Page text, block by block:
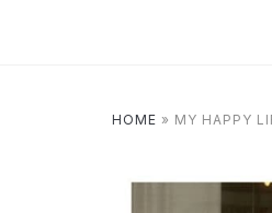
HOME » MY HAPPY